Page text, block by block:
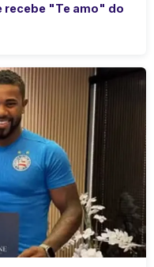
recebe "Te amo" do